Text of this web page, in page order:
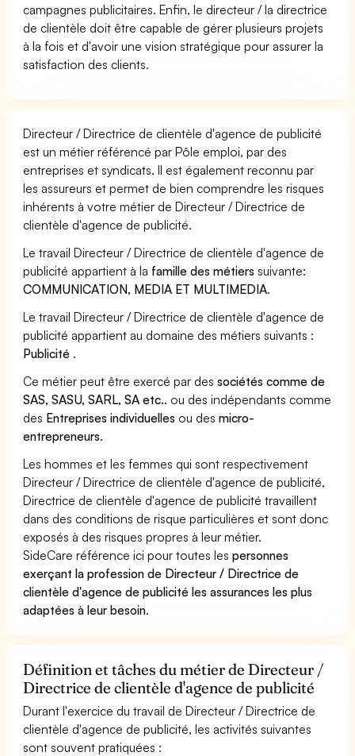
campagnes publicitaires. Enfin, le directeur / la directrice
de clientèle doit être capable de gérer plusieurs projets
à la fois et d'avoir une vision stratégique pour assurer la
satisfaction des clients.
Directeur / Directrice de clientèle d'agence de publicité
est un métier référencé par Pôle emploi, par des
entreprises et syndicats. Il est également reconnu par
les assureurs et permet de bien comprendre les risques
inhérents à votre métier de Directeur / Directrice de
clientèle d'agence de publicité.
Le travail Directeur / Directrice de clientèle d'agence de
publicité appartient à la famille des métiers suivante:
COMMUNICATION, MEDIA ET MULTIMEDIA.
Le travail Directeur / Directrice de clientèle d'agence de
publicité appartient au domaine des métiers suivants :
Publicité .
Ce métier peut être exercé par dessociétés comme de
SAS, SASU, SARL, SA etc.. ou des indépendants comme
des Entreprises individuelles ou desmicro-
entrepreneurs.
Les hommes et les femmes qui sont respectivement
Directeur / Directrice de clientèle d'agence de publicité,
Directrice de clientèle d'agence de publicité travaillent
dans des conditions de risque particulières et sont donc
exposés à des risques propres à leur métier.
SideCare référence ici pour toutes lespersonnes
exerçant la profession de Directeur / Directrice de
clientèle d'agence de publicité les assurances les plus
adaptées à leur besoin.
Définition et tâches du métier de Directeur /
Directrice de clientèle d'agence de publicité
Durant l'exercice du travail de Directeur / Directrice de
clientèle d'agence de publicité, les activités suivantes
sont souvent pratiquées :